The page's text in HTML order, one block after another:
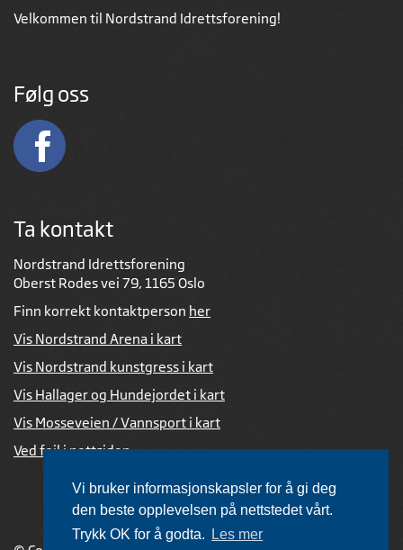
Vi bruker informasjonskapsler for å gi deg
den beste opplevelsen på nettstedet vårt.
Trykk OK for å godta.
Les mer
Velkommen til Nordstrand Idrettsforening!
Følg oss
Ta kontakt
Nordstrand Idrettsforening
Oberst Rodes vei 79, 1165 Oslo
Finn korrekt kontaktperson her
Vis Nordstrand Arena i kart
Vis Nordstrand kunstgress i kart
Vis Hallager og Hundejordet i kart
Vis Mosseveien / Vannsport i kart
Ved feil i nettsiden